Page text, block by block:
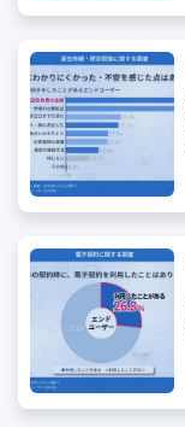
ニュース一覧